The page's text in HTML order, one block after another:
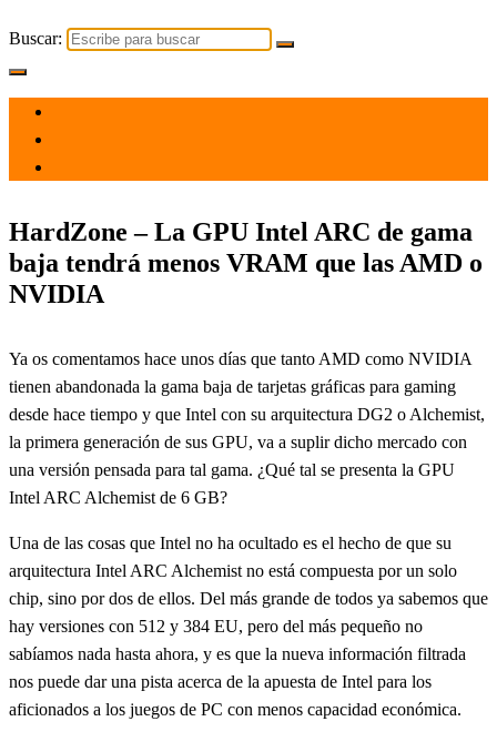
Buscar:
HardZone – La GPU Intel ARC de gama
baja tendrá menos VRAM que las AMD o
NVIDIA
Ya os comentamos hace unos días que tanto AMD como NVIDIA
tienen abandonada la gama baja de tarjetas gráficas para gaming
desde hace tiempo y que Intel con su arquitectura DG2 o Alchemist,
la primera generación de sus GPU, va a suplir dicho mercado con
una versión pensada para tal gama. ¿Qué tal se presenta la GPU
Intel ARC Alchemist de 6 GB?
Una de las cosas que Intel no ha ocultado es el hecho de que su
arquitectura Intel ARC Alchemist no está compuesta por un solo
chip, sino por dos de ellos. Del más grande de todos ya sabemos que
hay versiones con 512 y 384 EU, pero del más pequeño no
sabíamos nada hasta ahora, y es que la nueva información filtrada
nos puede dar una pista acerca de la apuesta de Intel para los
aficionados a los juegos de PC con menos capacidad económica.